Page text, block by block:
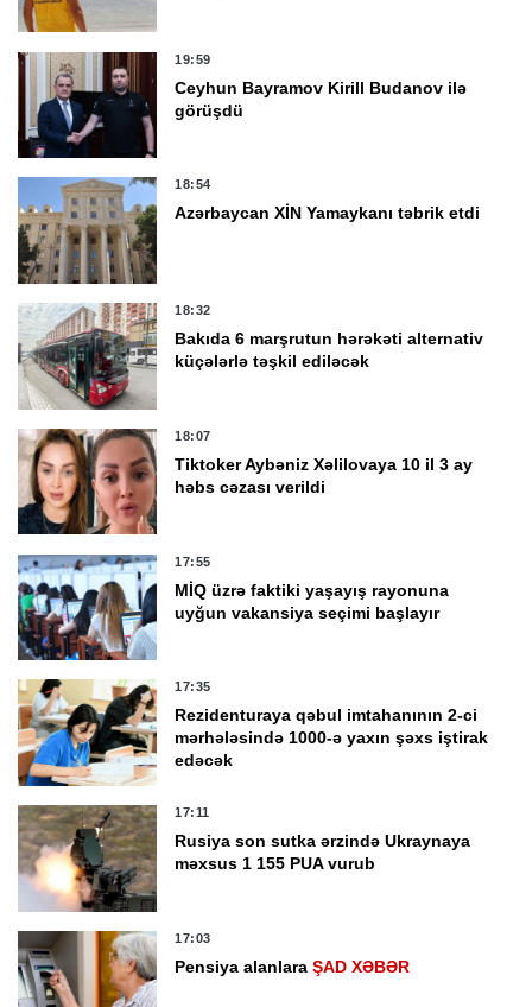
19:59
Ceyhun Bayramov Kirill Budanov ilə
görüşdü
18:54
Azərbaycan XİN Yamaykanı təbrik etdi
18:32
Bakıda 6 marşrutun hərəkəti alternativ
küçələrlə təşkil ediləcək
18:07
Tiktoker Aybəniz Xəlilovaya 10 il 3 ay
həbs cəzası verildi
17:55
MİQ üzrə faktiki yaşayış rayonuna
uyğun vakansiya seçimi başlayır
17:35
Rezidenturaya qəbul imtahanının 2-ci
mərhələsində 1000-ə yaxın şəxs iştirak
edəcək
17:11
Rusiya son sutka ərzində Ukraynaya
məxsus 1 155 PUA vurub
17:03
Pensiya alanlaraŞAD XƏBƏR